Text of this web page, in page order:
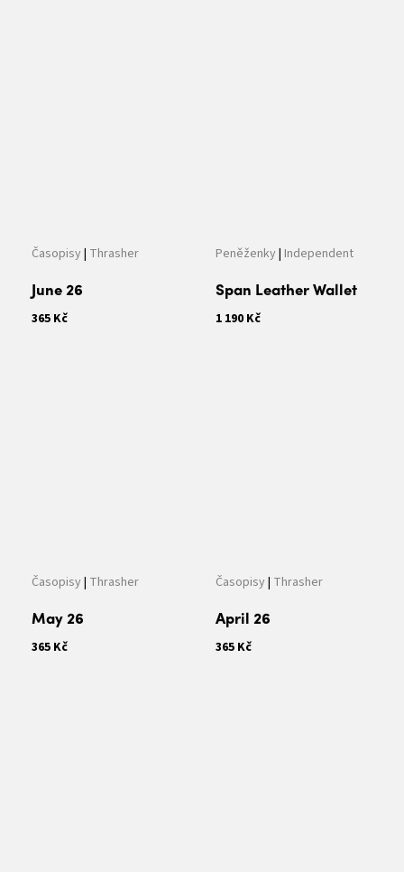
Časopisy| Thrasher
June 26
365 Kč
Peněženky| Independent
Span Leather Wallet
1 190 Kč
Časopisy| Thrasher
May 26
365 Kč
Časopisy| Thrasher
April 26
365 Kč